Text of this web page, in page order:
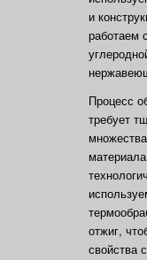
и
работаем
Процесс
требует
отжиг,
свойства